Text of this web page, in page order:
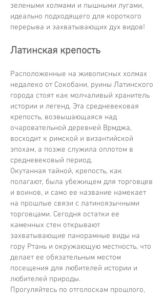
зелеными холмами и пышными лугами,
идеально подходящего для короткого
перерыва и захватывающих дух видов!
Латинская крепость​
Расположенные на живописных холмах
недалеко от Сокобани, руины Латинского
города стоят как молчаливый хранитель
истории и легенд. Эта средневековая
крепость, возвышающаяся над
очаровательной деревней Врмджа,
восходит к римской и византийской
эпохам, а позже служила оплотом в
средневековый период.
Окутанная тайной, крепость, как
полагают, была убежищем для торговцев
и воинов, и само ее название намекает
на прошлые связи с латиноязычными
торговцами. Сегодня остатки ее
каменных стен открывают
захватывающие панорамные виды на
гору Ртань и окружающую местность, что
делает ее обязательным местом
посещения для любителей истории и
любителей природы.
Прогуляйтесь по отголоскам прошлого,